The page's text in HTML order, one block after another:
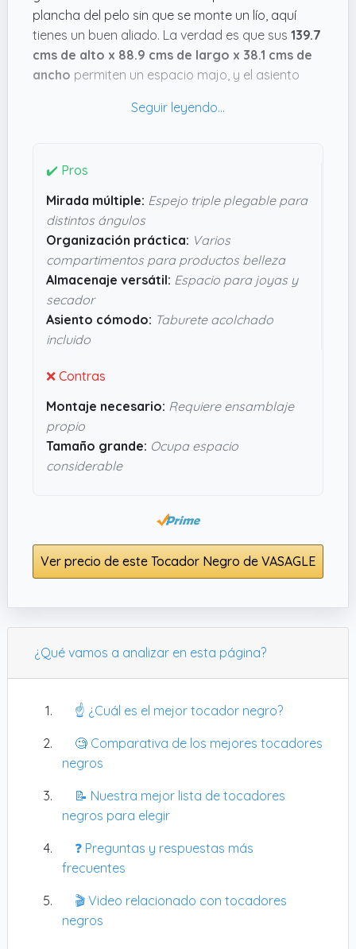
plancha del pelo sin que se monte un lío, aquí
tienes un buen aliado. La verdad es que sus 139.7
cms de alto x 88.9 cms de largo x 38.1 cms de
ancho permiten un espacio majo, y el asiento
sesiones de maquillaje o peinado sin prisas.
plegable, que facilita verte desde distintos
lujo para los retoques. Además, que tenga un
gancho para colgar bisutería o un soporte para
el secador me parece superpráctico, porque se
nota que está pensado para evitar que el
escritorio acabe lleno de trastos. No pesa
demasiado (
sin complicar su montaje. En resumen, parece un
tocador con detalles útiles que pueden hacer la
✔️ Pros
Mirada múltiple: Espejo triple plegable para
distintos ángulos
Organización práctica: Varios
compartimentos para productos belleza
Almacenaje versátil: Espacio para joyas y
secador
Asiento cómodo: Taburete acolchado
incluido
❌ Contras
Montaje necesario: Requiere ensamblaje
propio
Tamaño grande: Ocupa espacio
considerable
Ver precio de este Tocador Negro de VASAGLE
¿Qué vamos a analizar en esta página?
☝️ ¿Cuál es el mejor tocador negro?
🧐 Comparativa de los mejores tocadores
negros
📝 Nuestra mejor lista de tocadores
negros para elegir
❓ Preguntas y respuestas más
frecuentes
🎬 Video relacionado con tocadores
negros